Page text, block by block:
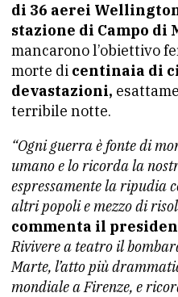
di 36 aerei
stazione di Campo di
mancarono l’obiettivo
morte di centinaia di
devastazioni,
terribile notte.
“Ogni guerra è fonte di
umano e lo ricorda la
espressamente la ripudia
altri popoli e mezzo di
commenta il
Rivivere a teatro il
Marte, l’atto più
mondiale a Firenze, e